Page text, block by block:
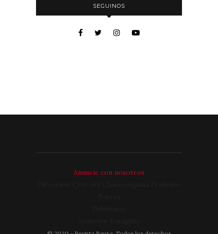
SEGUINOS
Anuncie con nosotros